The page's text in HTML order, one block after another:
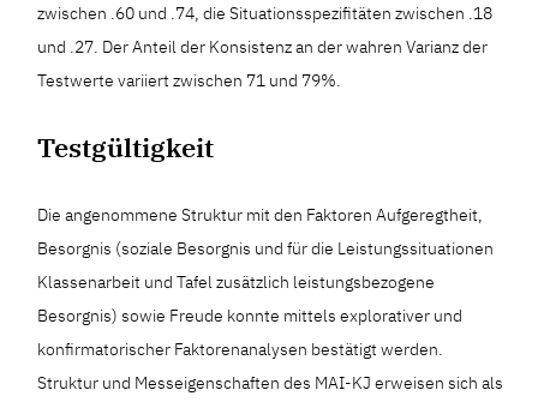
zwischen .60 und .74, die Situationsspezifitäten zwischen .18
und .27. Der Anteil der Konsistenz an der wahren Varianz der
Testwerte variiert zwischen 71 und 79%.
Testgültigkeit
Die angenommene Struktur mit den Faktoren Aufgeregtheit,
Besorgnis (soziale Besorgnis und für die Leistungssituationen
Klassenarbeit und Tafel zusätzlich leistungsbezogene
Besorgnis) sowie Freude konnte mittels explorativer und
konfirmatorischer Faktorenanalysen bestätigt werden.
Struktur und Messeigenschaften des MAI-KJ erweisen sich als